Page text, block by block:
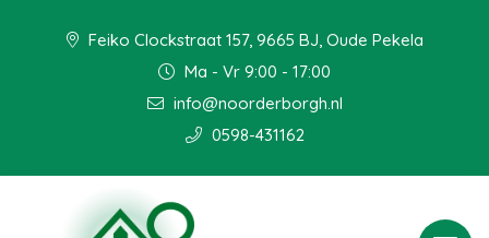
Feiko Clockstraat 157, 9665 BJ, Oude Pekela
Ma - Vr 9:00 - 17:00
info@noorderborgh.nl
0598-431162